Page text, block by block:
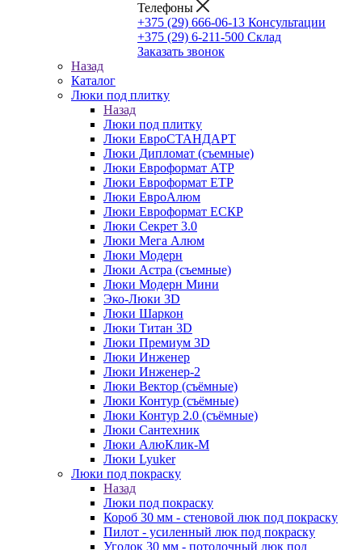
Телефоны
+375 (29) 666-06-13 Консультации
+375 (29) 6-211-500 Склад
Заказать звонок
Назад
Каталог
Люки под плитку
Назад
Люки под плитку
Люки ЕвроСТАНДАРТ
Люки Дипломат (съемные)
Люки Евроформат АТР
Люки Евроформат ЕТР
Люки ЕвроАлюм
Люки Евроформат ЕСКР
Люки Секрет 3.0
Люки Мега Алюм
Люки Модерн
Люки Астра (съемные)
Люки Модерн Мини
Эко-Люки 3D
Люки Шаркон
Люки Титан 3D
Люки Премиум 3D
Люки Инженер
Люки Инженер-2
Люки Вектор (съёмные)
Люки Контур (съёмные)
Люки Контур 2.0 (съёмные)
Люки Сантехник
Люки АлюКлик-М
Люки Lyuker
Люки под покраску
Назад
Люки под покраску
Короб 30 мм - стеновой люк под покраску
Пилот - усиленный люк под покраску
Уголок 30 мм - потолочный люк под